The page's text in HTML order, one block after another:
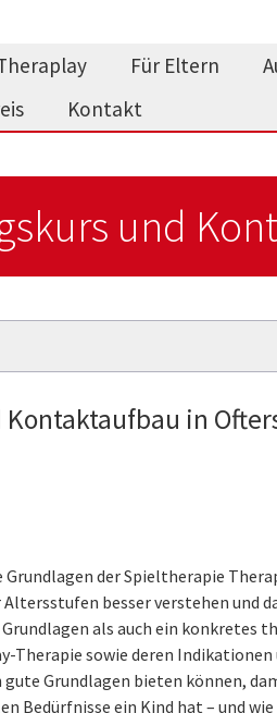
Für Eltern
Kontakt
und
in
der Spieltherapie
besser verstehen und
als auch ein konkretes
Therapie sowie deren
Grundlagen bieten können,
Bedürfnisse ein Kind hat – und